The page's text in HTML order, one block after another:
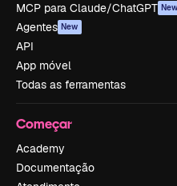
MCP para Claude/ChatGPT New
Agentes New
API
App móvel
Todas as ferramentas
Começar
Academy
Documentação